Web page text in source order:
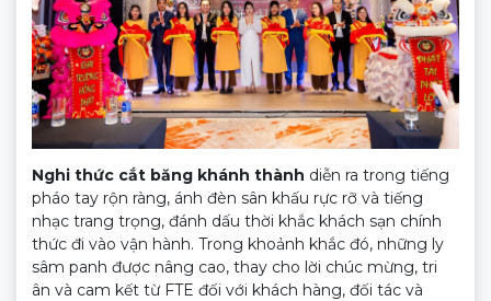
Nghi thức cắt băng khánh thành diễn ra trong tiếng
pháo tay rộn ràng, ánh đèn sân khấu rực rỡ và tiếng
nhạc trang trọng, đánh dấu thời khắc khách sạn chính
thức đi vào vận hành. Trong khoảnh khắc đó, những ly
sâm panh được nâng cao, thay cho lời chúc mừng, tri
ân và cam kết từ FTE đối với khách hàng, đối tác và